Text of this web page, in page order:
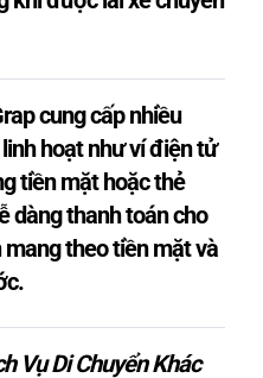
cung cấp nhiều
hoạt như ví điện tử
tiền mặt hoặc thẻ
dàng thanh toán cho
theo tiền mặt và
Vụ Di Chuyển Khác